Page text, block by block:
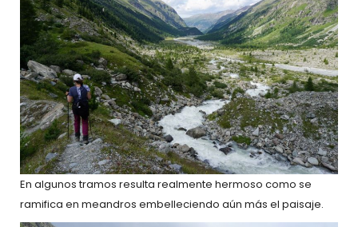
En algunos tramos resulta realmente hermoso como se
ramifica en meandros embelleciendo aún más el paisaje.